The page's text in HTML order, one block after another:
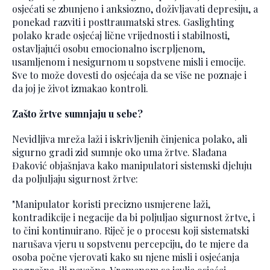
osjećati se zbunjeno i anksiozno, doživljavati depresiju, a
ponekad razviti i posttraumatski stres. Gaslighting
polako krade osjećaj lične vrijednosti i stabilnosti,
ostavljajući osobu emocionalno iscrpljenom,
usamljenom i nesigurnom u sopstvene misli i emocije.
Sve to može dovesti do osjećaja da se više ne poznaje i
da joj je život izmakao kontroli.
Zašto žrtve sumnjaju u sebe?
Nevidljiva mreža laži i iskrivljenih činjenica polako, ali
sigurno gradi zid sumnje oko uma žrtve. Slađana
Đaković objašnjava kako manipulatori sistemski djeluju
da poljuljaju sigurnost žrtve:
"Manipulator koristi precizno usmjerene laži,
kontradikcije i negacije da bi poljuljao sigurnost žrtve, i
to čini kontinuirano. Riječ je o procesu koji sistematski
narušava vjeru u sopstvenu percepciju, do te mjere da
osoba počne vjerovati kako su njene misli i osjećanja